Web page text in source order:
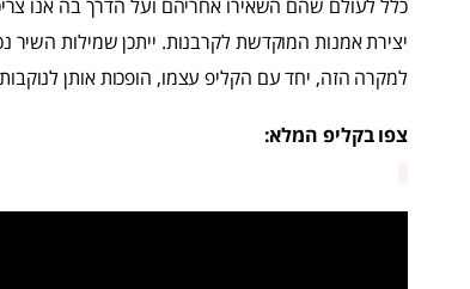
כלל לעולם שהם השאירו אחריהם ועל הדרך בה אנו
יצירת אמנות המוקדשת לקרבנות. ייתכן שמילות
למקרה הזה, יחד עם הקליפ עצמו, הופכות אותן
צפו בקליפ המלא: